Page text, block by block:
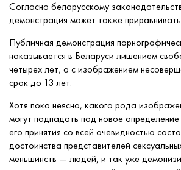
Согласно беларусскому
демонстрация может также
Публичная демонстрация
наказывается в Беларуси лишением
четырех лет, а с изображением
срок до 13 лет.
Хотя пока неясно, какого рода
могут подпадать под новое
его принятия со всей очевидностью
достоинства представителей
меньшинств — людей, и так уже